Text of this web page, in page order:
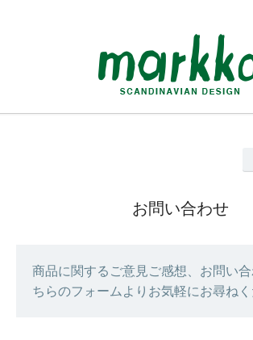
お問い合わせ
商品に関するご意見ご感想、お問い合
ちらのフォームよりお気軽にお尋ねく